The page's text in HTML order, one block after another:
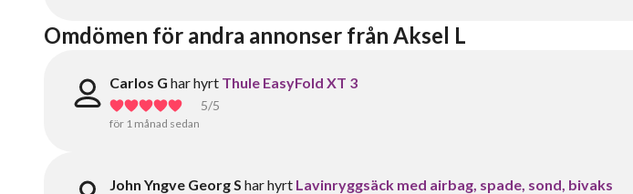
Omdömen för andra annonser från Aksel L
Carlos G har hyrt Thule EasyFold XT 3
5/5
för 1 månad sedan
John Yngve Georg S har hyrt Lavinryggsäck med airbag, spade, sond, bivaks